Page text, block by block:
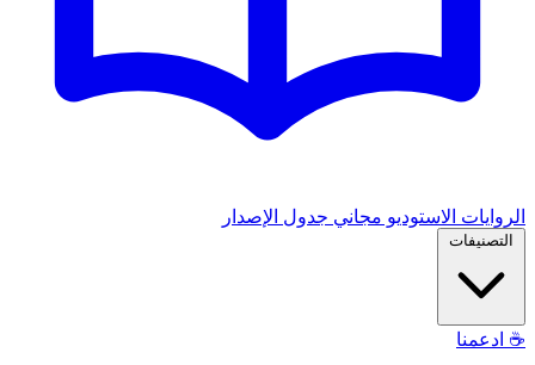
الروايات الاستوديو مجاني جدول الإصدار
التصنيفات
☕ ادعمنا